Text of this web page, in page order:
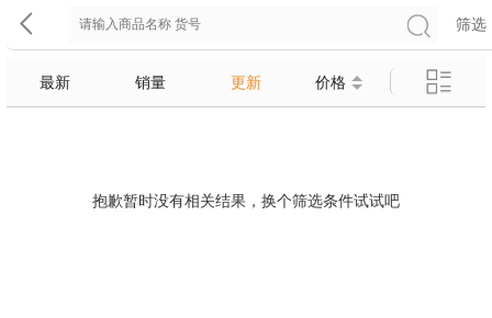
筛选
最新 销量 更新 价格
抱歉暂时没有相关结果，换个筛选条件试试吧